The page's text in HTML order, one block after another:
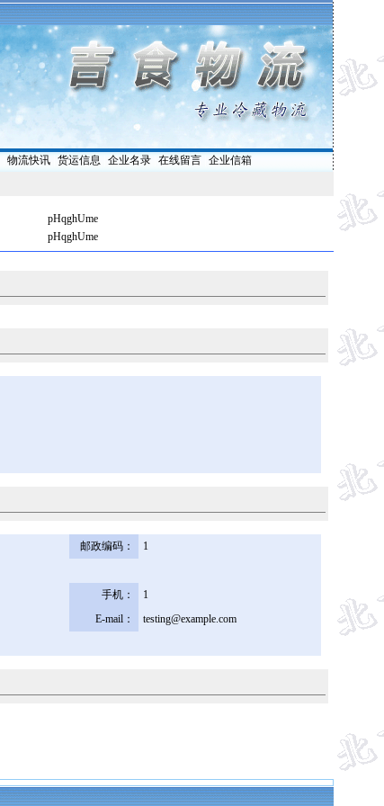
物流快讯| 货运信息 企业名录| 在线留言| 企业信箱
pHqghUme
pHqghUme
邮政编码：
1
手机：
1
E-mail：
testing@example.com